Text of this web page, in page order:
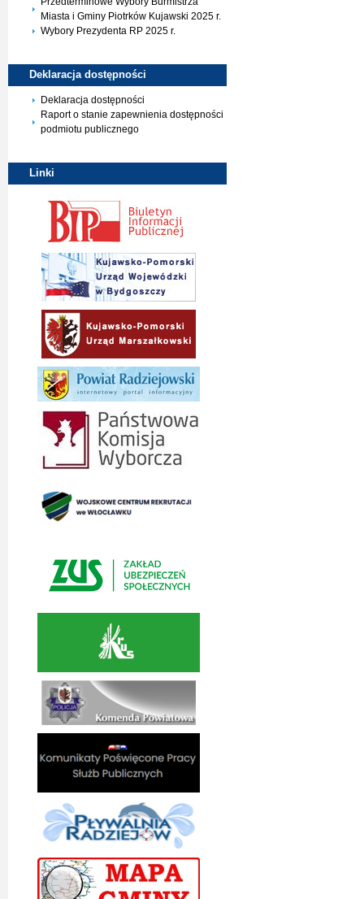
Miasta i Gminy Piotrków Kujawski 2025 r.
Wybory Prezydenta RP 2025 r.
Deklaracja dostępności
Deklaracja dostępności
Raport o stanie zapewnienia dostępności
podmiotu publicznego
Linki